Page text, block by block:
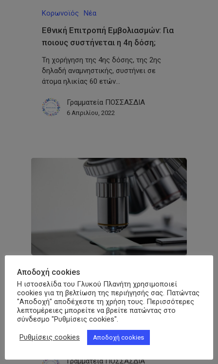
Κορωνοϊός Νέα
Εθνική Επιτροπή Εμβολιασμών: Για
ποιους συστήνεται η 4η δόση;
Τη χορήγηση της 4ης δόσης, της 2ης
δηλαδή αναμνηστικής, συστήνει σε
άτομα ηλικίας 60 ετών…
Γραμματεία ΠΟΣΣΑΣΔΙΑ
6 Απριλίου, 2022
Επιστημονικά Άρθρα
LONG COVID: Μπορούμε να
παρέμβουμε; Τι λένε οι μελέτες;
Σε πέντε νοσοκομεία στις ΗΠΑ
πραγματοποιήθηκε μελέτη σε 309
ασθενείς με COVID-19 και 457 υγιείς…
Γραμματεία ΠΟΣΣΑΣΔΙΑ
Αποδοχή cookies
Η ιστοσελίδα του Γλυκού Πλανήτη χρησιμοποιεί
cookies για τη βελτίωση της περιήγησής σας. Πατώντας
"Αποδοχή" αποδέχεστε τη χρήση τους. Περισσότερες
λεπτομέρειες μπορείτε να βρείτε πατώντας στο
σύνδεσμο "Ρυθμίσεις cookies".
Ρυθμίσεις cookies Αποδοχή cookies